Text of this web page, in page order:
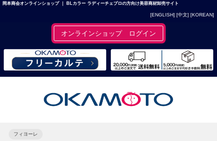
岡本商会オンラインショップ ｜ BLカラー ラディーチェプロの方向け美容商材卸売サイト
[ENGLISH] [中文] [KOREAN]
オンラインショップ ログイン
フィヨーレ